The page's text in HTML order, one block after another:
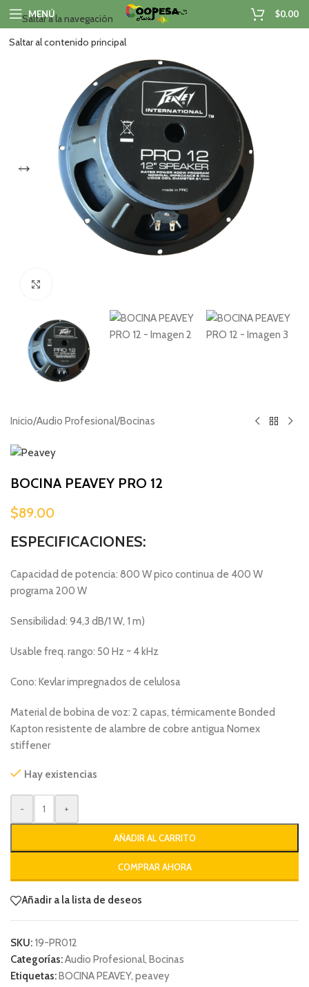
Saltar a la navegación
Saltar al contenido principal
MENÚ $0.00
Inicio/Audio Profesional/Bocinas
BOCINA PEAVEY PRO 12
$89.00
ESPECIFICACIONES:
Capacidad de potencia: 800 W pico continua de 400 W
programa 200 W
Sensibilidad: 94,3 dB/1 W, 1 m)
Usable freq. rango: 50 Hz ~ 4 kHz
Cono: Kevlar impregnados de celulosa
Material de bobina de voz: 2 capas, térmicamente Bonded
Kapton resistente de alambre de cobre antigua Nomex
stiffener
Hay existencias
- +
AÑADIR AL CARRITO
COMPRAR AHORA
Añadir a la lista de deseos
SKU: 19-PR012
Categorías:Audio Profesional, Bocinas
Etiquetas:BOCINA PEAVEY, peavey